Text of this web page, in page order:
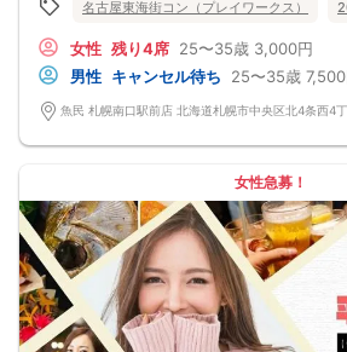
★プロフィールカードにより会話のキッカケもバッチ
なんてことは絶対ありません！
プロフィールカードを活用し、「はじめまして」から会
★完全着席型・連絡先交換は自由★
完全着席型で席替えはできる限り行います。
席替えの５分前には連絡先交換を促すアナウンスをいた
1. ２名様以上でのご参加は必ず同性同士でお申し込みく
2. 服装の指定はございません。多くのお客様はカジュ
れています。
3. 開催判断はイベント前日の時点で男性３名・女性３
なりますが、当日に参加者のキャンセルで比率が崩れた
回った場合、一切返金などの保証はいたしませんのでご
4. イベントページ内の「お申し込み状況」等はキャンセ
数、男女比率と異なる可能性がございます。
名古屋東海街コン（プレイワークス）
女性 残り4席 25〜35歳 3,000円
男性 キャンセル待ち 25〜35歳
魚民 札幌南口駅前店 北海道札幌市中央区北4条西4
女性急募！